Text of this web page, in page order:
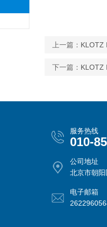
上一篇： KLOTZ
下一篇： KLOTZ
服务热线
010-
公司地址
北京市朝
电子邮箱